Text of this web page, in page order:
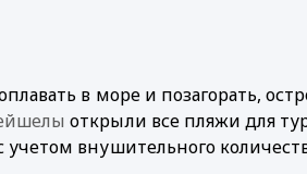
в море и позагорать,
открыли все пляжи для
внушительного